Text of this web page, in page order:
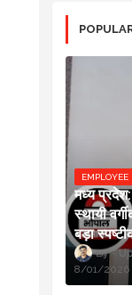
EMPLOYEE
मध्य प्रदेश:
स्थायी
बड़ा
8/01/2026